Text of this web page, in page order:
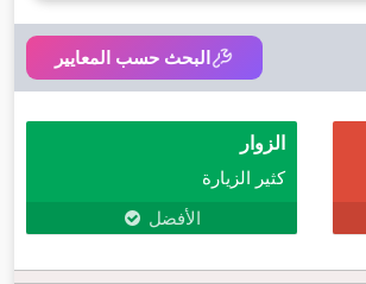
البحث حسب المعايير
الزوار
كثير الزيارة
الأفضل